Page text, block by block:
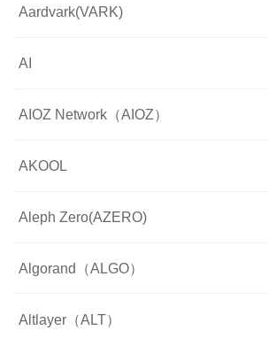
Aardvark(VARK)
AI
AIOZ Network（AIOZ）
AKOOL
Aleph Zero(AZERO)
Algorand（ALGO）
Altlayer（ALT）